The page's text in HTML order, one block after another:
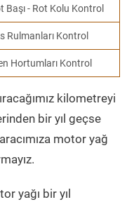
Başı - Rot Kolu Kontrol
Rulmanları Kontrol
Hortumları Kontrol
kilometreyi
bir yıl geçse
motor yağ
yağı bir yıl